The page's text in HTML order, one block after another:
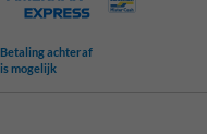
Betaling achteraf
is mogelijk